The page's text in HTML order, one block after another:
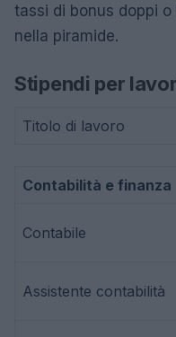
tassi di bonus doppi
nella piramide.
Stipendi per
Titolo di lavoro
Contabilità e finanza
Contabile
Assistente contabilità